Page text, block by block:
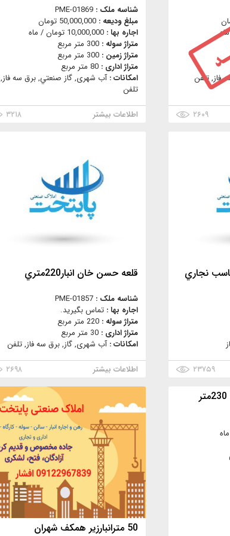
فاز, تلفن
۲۶۰۹
شناسه ملک : PME-01869
مبلغ ودیعه : 50,000,000 تومان
اجاره بها : 10,000,000 تومان / ماه
متراژ سوله : 300 متر مربع
متراژ زمین : 300 متر مربع
متراژ اداری : 80 متر مربع
امکانات :آب شهری, گاز صنعتي, برق سه فاز,
تلفن
اطلاعات بیشتر
۳۲۱۸
۲۳۷۵۹
قلعه حسن خان انبار220متري
شناسه ملک : PME-01857
اجاره بها : تماس بگیرید.
متراژ سوله : 220 متر مربع
متراژ اداری : 30 متر مربع
امکانات :آب شهری, گاز, برق سه فاز, تلفن
اطلاعات بیشتر
۲۶۹۸
50 مترانبارزير همكف شهران